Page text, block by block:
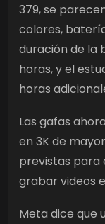
379, se
colores,
duración de la
horas, y el
horas
Las gafas
en 3K de
previstas para
grabar videos
Meta dice que